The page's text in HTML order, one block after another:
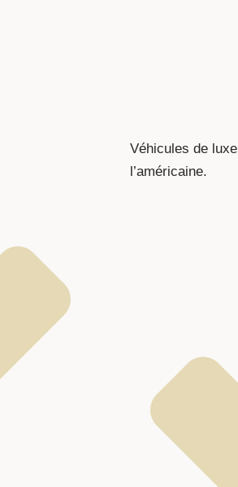
Véhicules de
l’américaine.